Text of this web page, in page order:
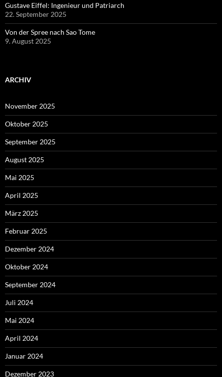
Gustave Eiffel: Ingenieur und Patriarch
22. September 2025
Von der Spree nach Sao Tome
9. August 2025
ARCHIV
November 2025
Oktober 2025
September 2025
August 2025
Mai 2025
April 2025
März 2025
Februar 2025
Dezember 2024
Oktober 2024
September 2024
Juli 2024
Mai 2024
April 2024
Januar 2024
Dezember 2023